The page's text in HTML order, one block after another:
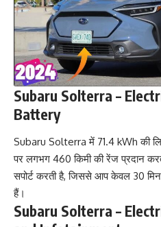
Subaru Solterra –
Battery
Subaru Solterra में 71.4 kWh की
पर लगभग 460 किमी की रेंज प्रदान
सपोर्ट करती है, जिससे आप केवल 30
हैं।
Subaru Solterra –